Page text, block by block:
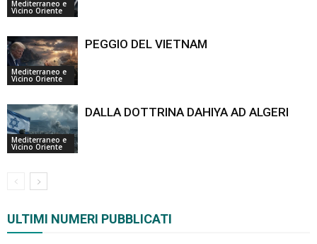
Mediterraneo e
Vicino Oriente
Mediterraneo e
Vicino Oriente
PEGGIO DEL VIETNAM
Mediterraneo e
Vicino Oriente
DALLA DOTTRINA DAHIYA AD ALGERI
ULTIMI NUMERI PUBBLICATI